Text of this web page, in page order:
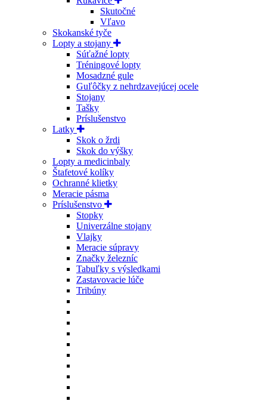
Skutočné
Vľavo
Skokanské tyče
Lopty a stojany
Súťažné lopty
Tréningové lopty
Mosadzné gule
Guľôčky z nehrdzavejúcej ocele
Stojany
Tašky
Príslušenstvo
Latky
Skok o žrdi
Skok do výšky
Lopty a medicinbaly
Štafetové kolíky
Ochranné klietky
Meracie pásma
Príslušenstvo
Stopky
Univerzálne stojany
Vlajky
Meracie súpravy
Značky železníc
Tabuľky s výsledkami
Zastavovacie lúče
Tribúny